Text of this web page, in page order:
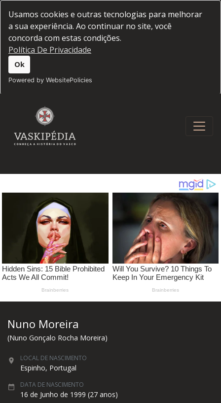
Usamos cookies e outras tecnologias para melhorar
a sua experiência. Ao continuar no site, você
concorda com estas condições.
Política De Privacidade
Ok
Powered by WebsitePolicies
Nuno Moreira
(Nuno Gonçalo Rocha Moreira)
LOCAL DE NASCIMENTO
Espinho, Portugal
DATA DE NASCIMENTO
16 de Junho de 1999 (27 anos)